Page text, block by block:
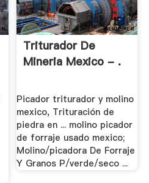
Triturador De
Mineria Mexico - .
Picador triturador y molino
mexico, Trituración de
piedra en ... molino picador
de forraje usado mexico;
Molino/picadora De Forraje
Y Granos P/verde/seco ...